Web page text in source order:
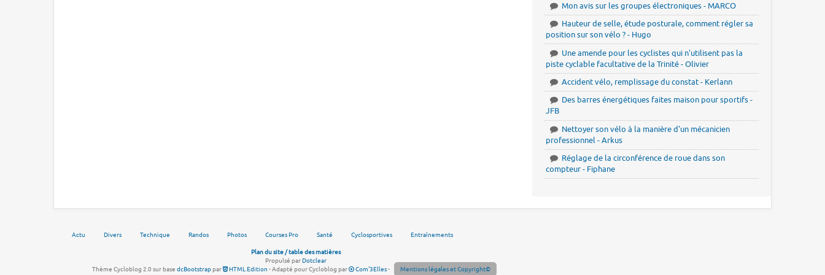
Mon avis sur les groupes électroniques - MARCO
Hauteur de selle, étude posturale, comment régler sa
position sur son vélo ? - Hugo
Une amende pour les cyclistes qui n'utilisent pas la
piste cyclable facultative de la Trinité - Olivier
Accident vélo, remplissage du constat - Kerlann
Des barres énergétiques faites maison pour sportifs -
JFB
Nettoyer son vélo à la manière d'un mécanicien
professionnel - Arkus
Réglage de la circonférence de roue dans son
compteur - Fiphane
Actu Divers Technique Randos Photos Courses Pro Santé Cyclosportives Entraînements
Plan du site / table des matières
Propulsé parDotclear
Thème Cycloblog 2.0 sur base dcBootstrappar HTML Edition - Adapté pour Cycloblog par Com'3Elles- Mentions légales et Copyright©